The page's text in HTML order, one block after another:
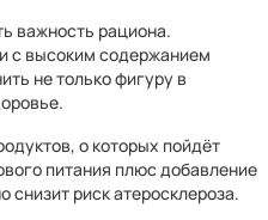
важность рациона.
с высоким содержанием
не только фигуру в
о которых пойдёт
питания плюс добавление
снизит риск атеросклероза.